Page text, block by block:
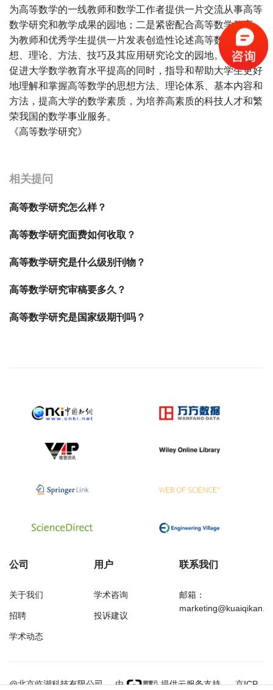
为高等数学的一线教师和数学工作者提供一片交流从事高等
数学研究和教学成果的园地；二是紧密配合高等数学教育，
为教师和优秀学生提供一片发表创造性论述高等数学的思
想、理论、方法、技巧及其应用研究论文的园地。目标是在
促进大学数学教育水平提高的同时，指导和帮助大学生更好
地理解和掌握高等数学的思想方法、理论体系、基本内容和
方法，提高大学的数学素质，为培养高素质的科技人才和繁
荣我国的数学事业服务。
《高等数学研究》
相关提问
高等数学研究怎么样？
高等数学研究面费如何收取？
高等数学研究是什么级别刊物？
高等数学研究审稿要多久？
高等数学研究是国家级期刊吗？
公司
关于我们
招聘
学术动态
用户
学术咨询
投诉建议
联系我们
邮箱：
@北京临湖科技有限公司 由 提供云服务支持 京ICP